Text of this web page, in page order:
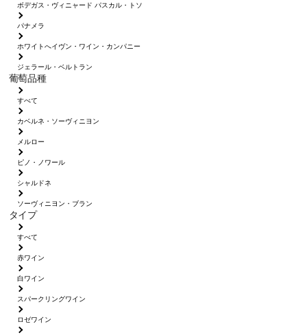
ボデガス・ヴィニャード パスカル・トソ
パナメラ
ホワイトへイヴン・ワイン・カンパニー
ジェラール・ベルトラン
葡萄品種
すべて
カベルネ・ソーヴィニヨン
メルロー
ピノ・ノワール
シャルドネ
ソーヴィニヨン・ブラン
タイプ
すべて
赤ワイン
白ワイン
スパークリングワイン
ロゼワイン